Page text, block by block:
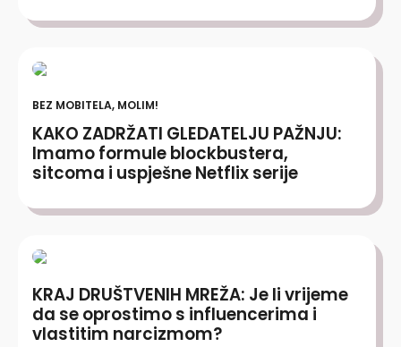
BEZ MOBITELA, MOLIM!
KAKO ZADRŽATI GLEDATELJU PAŽNJU:
Imamo formule blockbustera,
sitcoma i uspješne Netflix serije
KRAJ DRUŠTVENIH MREŽA: Je li vrijeme
da se oprostimo s influencerima i
vlastitim narcizmom?